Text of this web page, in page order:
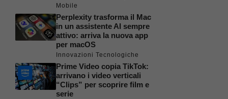
Mobile
Perplexity trasforma il Mac
in un assistente AI sempre
attivo: arriva la nuova app
per macOS
Innovazioni Tecnologiche
Prime Video copia TikTok:
arrivano i video verticali
“Clips” per scoprire film e
serie